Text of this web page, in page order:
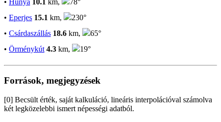
• Hunya 10.1 km,
78°
• Eperjes 15.1 km,
230°
• Csárdaszállás 18.6 km,
65°
• Örménykút 4.3 km, 19°
Források, megjegyzések
[0] Becsült érték, saját kalkuláció, lineáris interpolációval számolva
két legközelebbi ismert népességi adatból.